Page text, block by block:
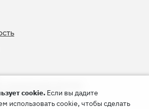
«Север»
cookie. Если вы дадите
использовать cookie, чтобы сделать